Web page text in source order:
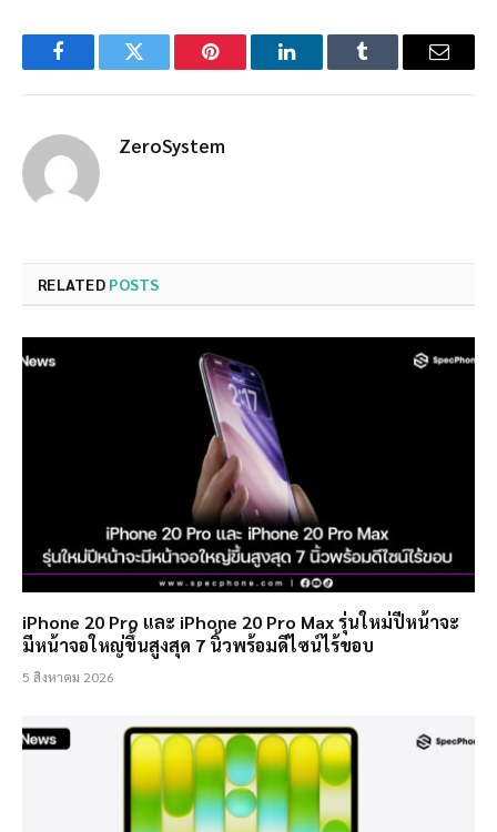
FacebookTwitter Pinterest LinkedInTumblr Email
ZeroSystem
RELATED POSTS
iPhone 20 Pro และ iPhone 20 Pro Max รุ่นใหม่ปีหน้าจะ
มีหน้าจอใหญ่ขึ้นสูงสุด 7 นิ้วพร้อมดีไซน์ไร้ขอบ
5 สิงหาคม 2026